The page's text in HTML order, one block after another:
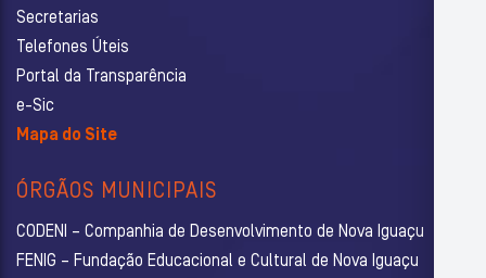
Secretarias
Telefones Úteis
Portal da Transparência
e-Sic
Mapa do Site
ÓRGÃOS MUNICIPAIS
CODENI – Companhia de Desenvolvimento de Nova Iguaçu
FENIG – Fundação Educacional e Cultural de Nova Iguaçu